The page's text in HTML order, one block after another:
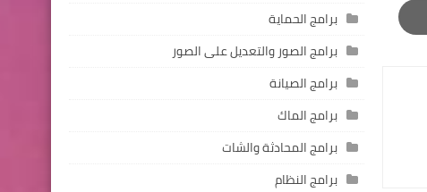
برامج الحماية
برامج الصور والتعديل على الصور
برامج الصيانة
برامج الماك
برامج المحادثة والشات
برامج النظام